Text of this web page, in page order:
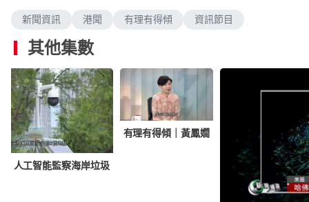
.
6
%
新聞資訊 港聞 有理有得傾 資訊節目
其他集數
｜人工智能監察海岸垃圾
有理有得傾｜黃鳳嫺